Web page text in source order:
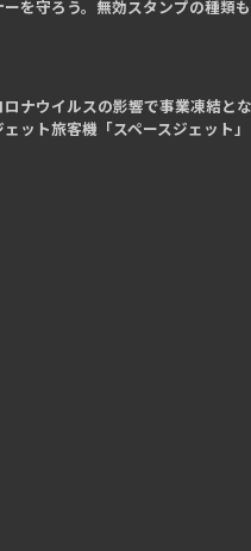
を守ろう。無効スタンプの種類も
ロナウイルスの影響で事業凍結と
ット旅客機「スペースジェット